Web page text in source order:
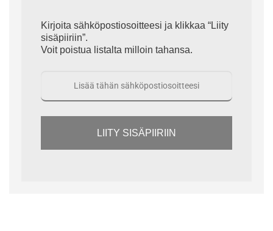
Kirjoita sähköpostiosoitteesi ja klikkaa “Liity
sisäpiiriin”.
Voit poistua listalta milloin tahansa.
LIITY SISÄPIIRIIN